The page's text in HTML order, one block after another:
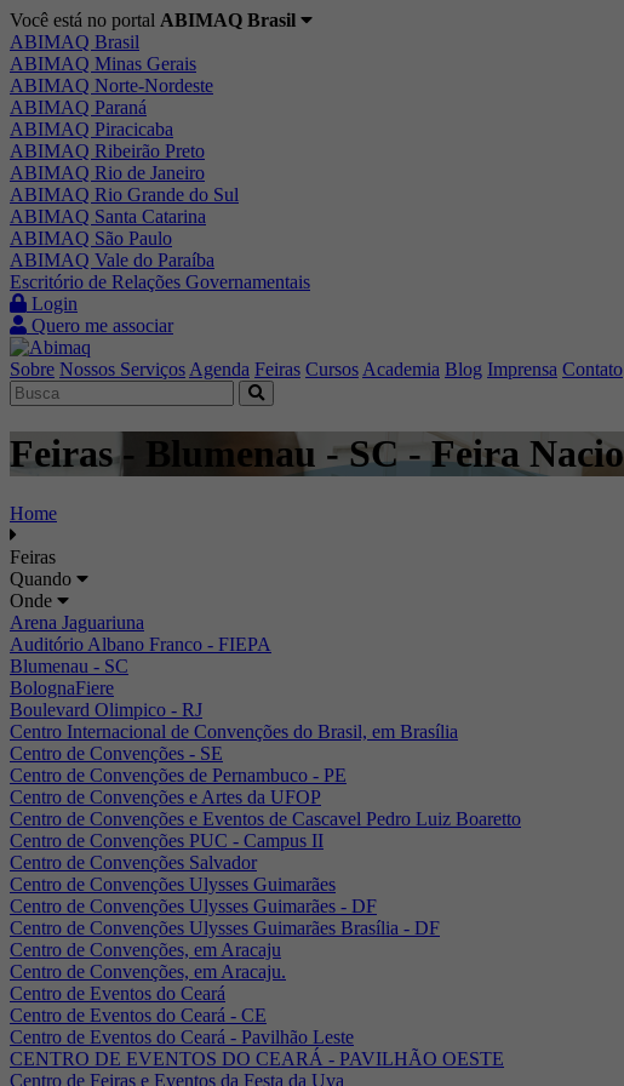
Você está no portal ABIMAQ Brasil
ABIMAQ Brasil
ABIMAQ Minas Gerais
ABIMAQ Norte-Nordeste
ABIMAQ Paraná
ABIMAQ Piracicaba
ABIMAQ Ribeirão Preto
ABIMAQ Rio de Janeiro
ABIMAQ Rio Grande do Sul
ABIMAQ Santa Catarina
ABIMAQ São Paulo
ABIMAQ Vale do Paraíba
Escritório de Relações Governamentais
Login
Quero me associar
Sobre Nossos Serviços Agenda Feiras Cursos Academia Blog Imprensa Contato
Feiras - Blumenau - SC - Feira
Home
Feiras
Quando
Onde
Arena Jaguariuna
Auditório Albano Franco - FIEPA
Blumenau - SC
BolognaFiere
Boulevard Olimpico - RJ
Centro Internacional de Convenções do Brasil, em Brasília
Centro de Convenções - SE
Centro de Convenções de Pernambuco - PE
Centro de Convenções e Artes da UFOP
Centro de Convenções e Eventos de Cascavel Pedro Luiz Boaretto
Centro de Convenções PUC - Campus II
Centro de Convenções Salvador
Centro de Convenções Ulysses Guimarães
Centro de Convenções Ulysses Guimarães - DF
Centro de Convenções Ulysses Guimarães Brasília - DF
Centro de Convenções, em Aracaju
Centro de Convenções, em Aracaju.
Centro de Eventos do Ceará
Centro de Eventos do Ceará - CE
Centro de Eventos do Ceará - Pavilhão Leste
CENTRO DE EVENTOS DO CEARÁ - PAVILHÃO OESTE
Centro de Feiras e Eventos da Festa da Uva